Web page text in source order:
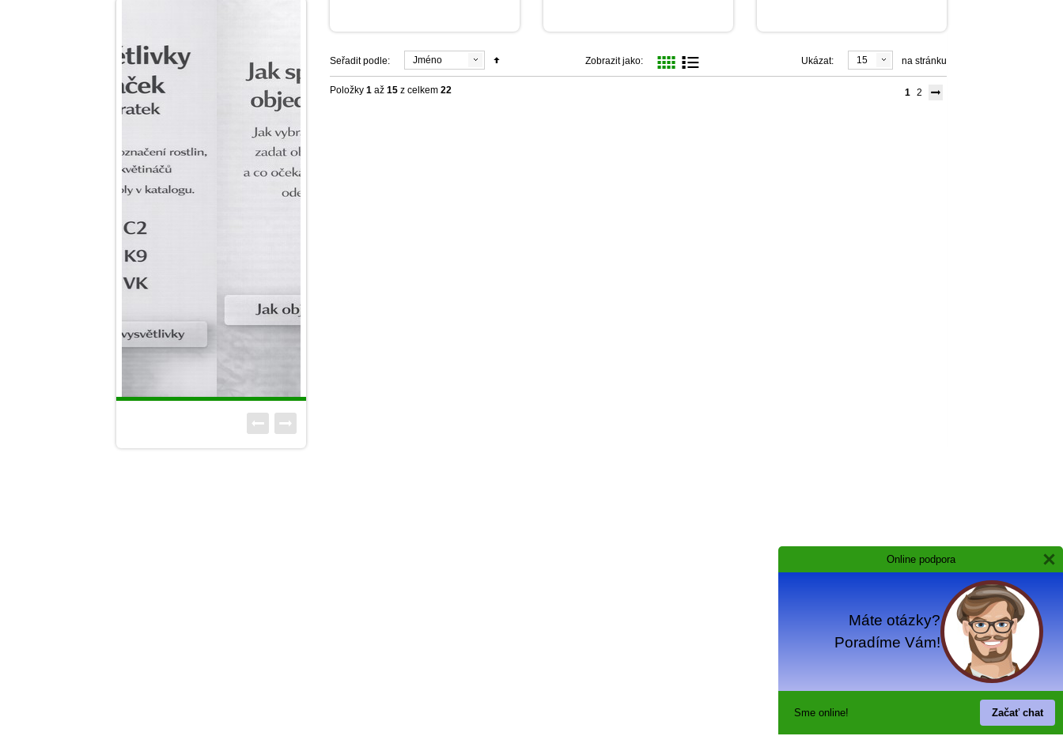
Online podpora
Máte otázky?
Poradíme Vám!
Začať chat
Sme online!
Seřadit podle: Jméno Zobrazit jako: Ukázat: 15 na stránku
Položky 1 až 15 z celkem 22 1 2